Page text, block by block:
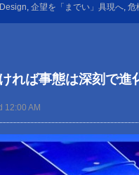
, 企望を「までい」具現へ, 危
れば事態は深刻で進
12:00 AM